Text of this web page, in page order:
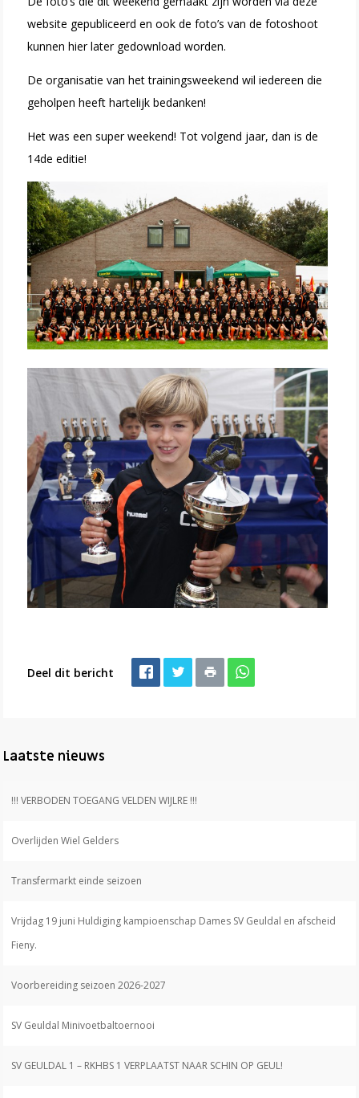
website gepubliceerd en ook de foto’s van de fotoshoot
kunnen hier later gedownload worden.
De organisatie van het trainingsweekend wil iedereen die
geholpen heeft hartelijk bedanken!
Het was een super weekend! Tot volgend jaar, dan is de
14de editie!
Deel dit bericht
Laatste nieuws
!!! VERBODEN TOEGANG VELDEN WIJLRE !!!
Overlijden Wiel Gelders
Transfermarkt einde seizoen
Vrijdag 19 juni Huldiging kampioenschap Dames SV Geuldal en afscheid
Fieny.
Voorbereiding seizoen 2026-2027
SV Geuldal Minivoetbaltoernooi
SV GEULDAL 1 – RKHBS 1 VERPLAATST NAAR SCHIN OP GEUL!